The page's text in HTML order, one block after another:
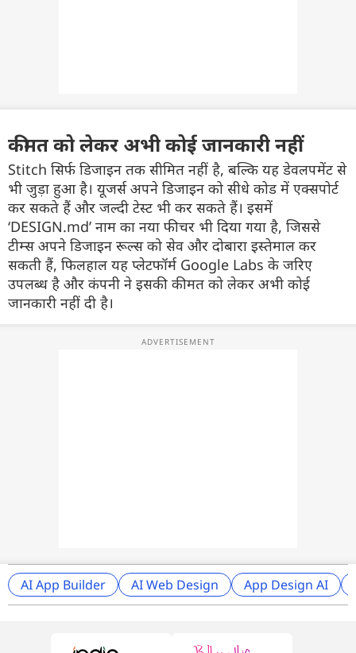
कीमत को लेकर अभी कोई जानकारी नहीं
Stitch सिर्फ डिजाइन तक सीमित नहीं है, बल्कि यह डेवलपमेंट से
भी जुड़ा हुआ है। यूजर्स अपने डिजाइन को सीधे कोड में एक्सपोर्ट
कर सकते हैं और जल्दी टेस्ट भी कर सकते हैं। इसमें
‘DESIGN.md’ नाम का नया फीचर भी दिया गया है, जिससे
टीम्स अपने डिजाइन रूल्स को सेव और दोबारा इस्तेमाल कर
सकती हैं, फिलहाल यह प्लेटफॉर्म Google Labs के जरिए
उपलब्ध है और कंपनी ने इसकी कीमत को लेकर अभी कोई
जानकारी नहीं दी है।
AI App Builder AI Web Design App Design AI